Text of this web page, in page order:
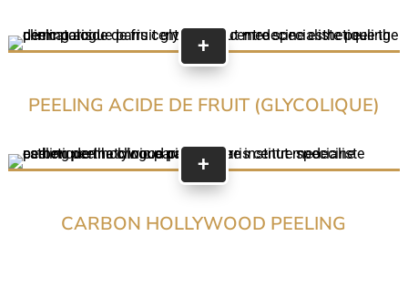
+
PEELING ACIDE DE FRUIT (GLYCOLIQUE)
+
CARBON HOLLYWOOD PEELING